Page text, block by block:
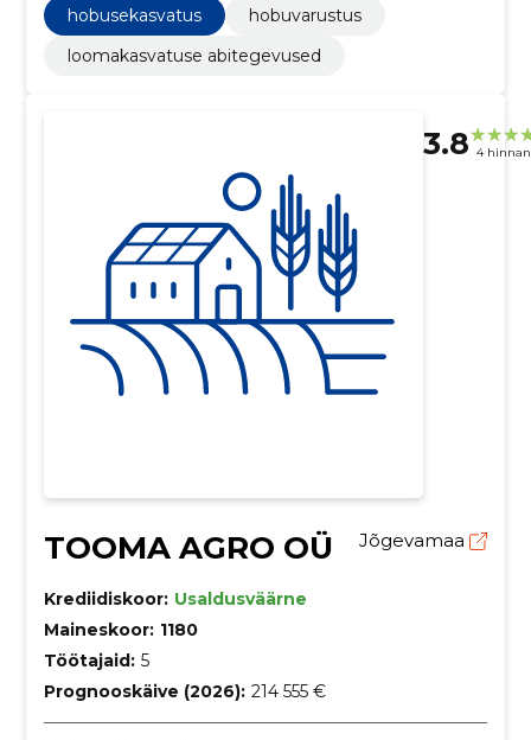
hobusekasvatus
hobuvarustus
loomakasvatuse abitegevused
3.8 4
TOOMA AGRO OÜ Jõgevamaa
Krediidiskoor: Usaldusväärne
Maineskoor: 1180
Töötajaid: 5
Prognooskäive (2026): 214 555 €